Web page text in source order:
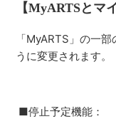
【MyARTSとマ
「MyARTS」の一
うに変更されます。
■停止予定機能：